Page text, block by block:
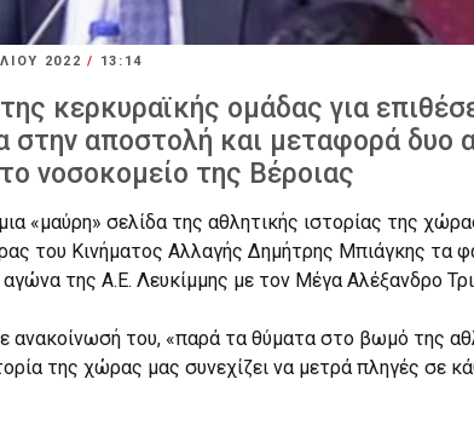
2022/ 13:14
κερκυραϊκής ομάδας για
στην αποστολή και μεταφορά δυο
νοσοκομείο της Βέροιας
«μαύρη» σελίδα της αθλητικής ιστορίας της
του Κινήματος Αλλαγής Δημήτρης Μπιάγκης τα
της Α.Ε. Λευκίμμης με τον Μέγα Αλέξανδρο
ανακοίνωσή του, «παρά τα θύματα στο βωμό της
της χώρας μας συνεχίζει να μετρά πληγές σε